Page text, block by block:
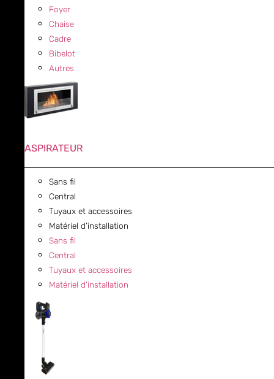
Foyer
Chaise
Cadre
Bibelot
Autres
ASPIRATEUR
Sans fil
Central
Tuyaux et accessoires
Matériel d’installation
Sans fil
Central
Tuyaux et accessoires
Matériel d’installation